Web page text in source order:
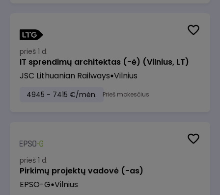
prieš 1 d.
IT sprendimų architektas (-ė) (Vilnius, LT)
JSC Lithuanian Railways Vilnius
4945 - 7415 €/mėn. Prieš mokesčius
prieš 1 d.
Pirkimų projektų vadovė (-as)
EPSO-G Vilnius